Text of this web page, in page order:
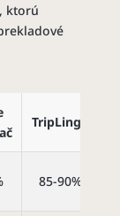
ktorú
TripLingo
85-90%